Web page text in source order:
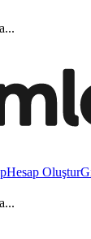
Hesap Oluştur